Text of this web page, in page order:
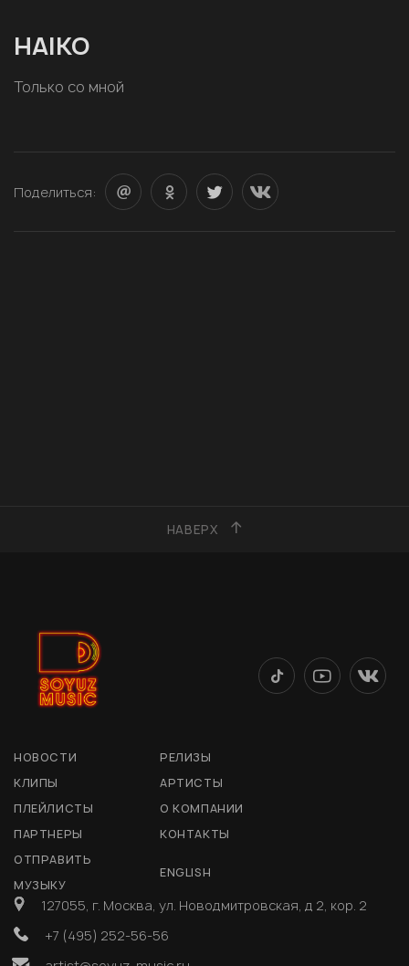
HAIKO
Только со мной
Поделиться:
НАВЕРХ
НОВОСТИ
РЕЛИЗЫ
КЛИПЫ
АРТИСТЫ
ПЛЕЙЛИСТЫ
О КОМПАНИИ
ПАРТНЕРЫ
КОНТАКТЫ
ОТПРАВИТЬ
МУЗЫКУ
ENGLISH
127055, г. Москва, ул. Новодмитровская, д 2, кор. 2
+7 (495) 252-56-56